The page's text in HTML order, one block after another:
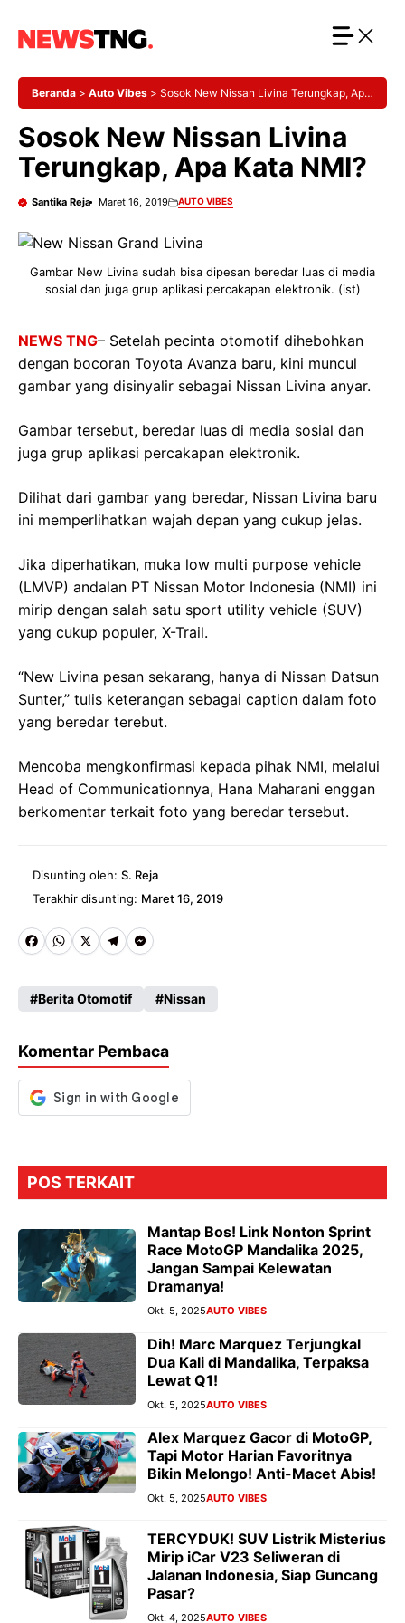
Beranda > Auto Vibes > Sosok New Nissan Livina Terungkap, Apa
Sosok New Nissan Livina
Terungkap, Apa Kata NMI?
Santika Reja Maret 16, 2019 AUTO VIBES
Gambar New Livina sudah bisa dipesan beredar luas di media
sosial dan juga grup aplikasi percakapan elektronik. (ist)
NEWS TNG– Setelah pecinta otomotif dihebohkan
dengan bocoran Toyota Avanza baru, kini muncul
gambar yang disinyalir sebagai Nissan Livina anyar.
Gambar tersebut, beredar luas di media sosial dan
juga grup aplikasi percakapan elektronik.
Dilihat dari gambar yang beredar, Nissan Livina baru
ini memperlihatkan wajah depan yang cukup jelas.
Jika diperhatikan, muka low multi purpose vehicle
(LMVP) andalan PT Nissan Motor Indonesia (NMI) ini
mirip dengan salah satu sport utility vehicle (SUV)
yang cukup populer, X-Trail.
“New Livina pesan sekarang, hanya di Nissan Datsun
Sunter,” tulis keterangan sebagai caption dalam foto
yang beredar terebut.
Mencoba mengkonfirmasi kepada pihak NMI, melalui
Head of Communicationnya, Hana Maharani enggan
berkomentar terkait foto yang beredar tersebut.
Disunting oleh: S. Reja
Terakhir disunting: Maret 16, 2019
Fa
b
o
k
W
ts
p
p
X
Te
gr
m
M
se
g
er
Berita Otomotif Nissan
Komentar Pembaca
POS TERKAIT
Mantap Bos! Link Nonton Sprint
Race MotoGP Mandalika 2025,
Jangan Sampai Kelewatan
Dramanya!
Okt. 5, 2025AUTO VIBES
Dih! Marc Marquez Terjungkal
Dua Kali di Mandalika, Terpaksa
Lewat Q1!
Okt. 5, 2025AUTO VIBES
Alex Marquez Gacor di MotoGP,
Tapi Motor Harian Favoritnya
Bikin Melongo! Anti-Macet Abis!
Okt. 5, 2025AUTO VIBES
TERCYDUK! SUV Listrik Misterius
Mirip iCar V23 Seliweran di
Jalanan Indonesia, Siap Guncang
Pasar?
Okt. 4, 2025AUTO VIBES